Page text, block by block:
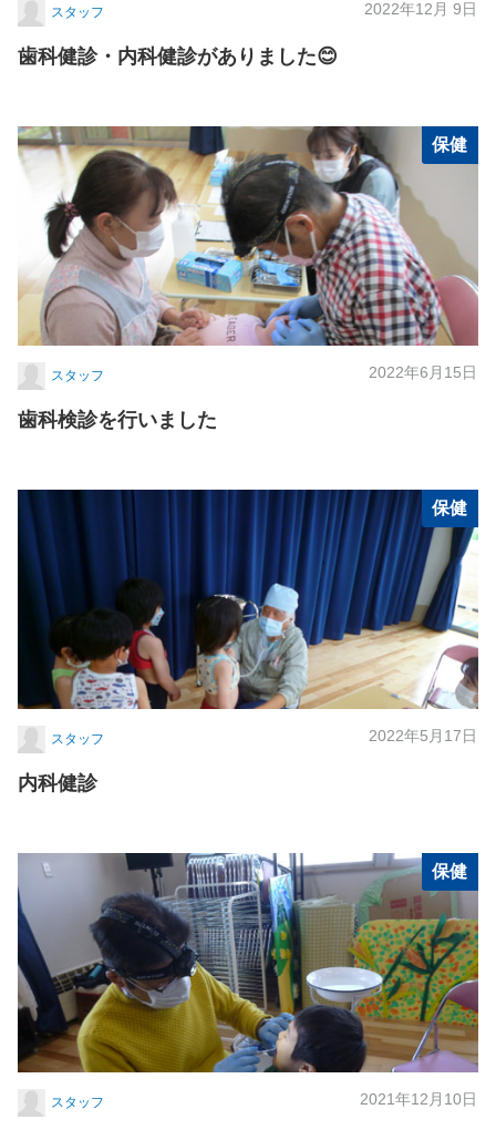
スタッフ 2022年12月 9日
歯科健診・内科健診がありました😊
保健
スタッフ 2022年6月15日
歯科検診を行いました
保健
スタッフ 2022年5月17日
内科健診
保健
スタッフ 2021年12月10日